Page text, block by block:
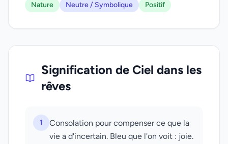
Nature Neutre / Symbolique Positif
Signification de Ciel dans les
rêves
1
Consolation pour compenser ce que la
vie a d'incertain. Bleu que l'on voit : joie.